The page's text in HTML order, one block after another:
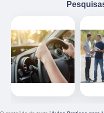
‹
Sua reprodução, parcial ou total, mesmo